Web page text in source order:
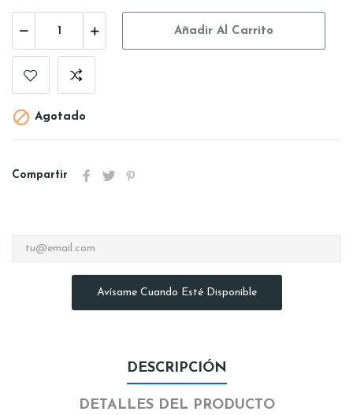
Añadir Al Carrito
 Agotado
Compartir
Avísame Cuando Esté Disponible
DESCRIPCIÓN
DETALLES DEL PRODUCTO